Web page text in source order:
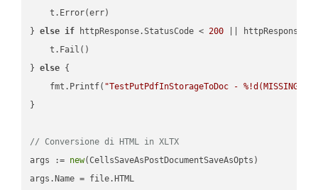
    t.Error(err)
} else if httpResponse.StatusCode < 200 ||
    t.Fail()
} else {
    fmt.Printf(
"TestPutPdfInStorageToDoc - %!d(MISSING)\n"
}
// Conversione di HTML in XLTX
args := new(CellsSaveAsPostDocumentSaveAsOpts)
args.Name = file.HTML